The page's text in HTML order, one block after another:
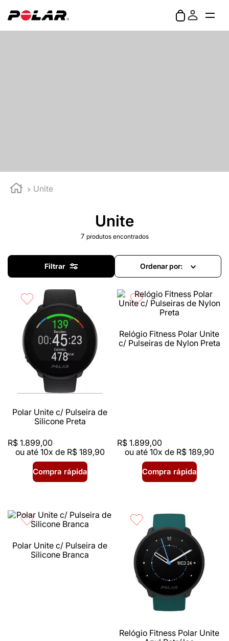
Unite
Unite
7 produtos
Filtrar Ordenar por
Polar Unite c/ Pulseira de
Silicone Preta
R$ 1.899,00
ou até 10x de R$ 189,90
Compra rápida
Relógio Fitness Polar Unite
c/ Pulseiras de Nylon Preta
R$ 1.899,00
ou até 10x de R$ 189,90
Compra rápida
Polar Unite c/ Pulseira de
Silicone Branca
Relógio Fitness Polar Unite